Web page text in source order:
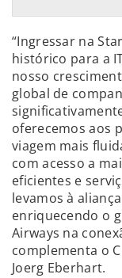
“Ingressar na
histórico para a
nosso
global de
oferecemos aos
viagem mais
com acesso a
eficientes e
levamos à
enriquecendo o
Airways na
complementa o
Joerg Eberhart.